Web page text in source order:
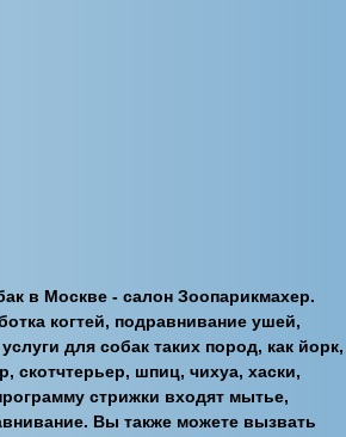
в Москве - салон Зоопарикмахер.
когтей, подравнивание ушей,
для собак таких пород, как йорк,
скотчтерьер, шпиц, чихуа, хаски,
стрижки входят мытье,
Вы также можете вызвать